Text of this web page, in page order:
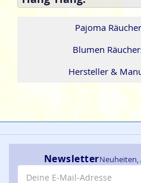
Pajoma
Blumen
Hersteller &
NewsletterNeuheiten,
E-Mail-Adresse